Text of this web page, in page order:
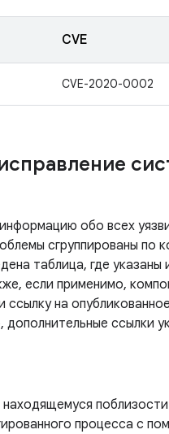
CVE
CVE-2020-0002
обо всех
сгруппированы по
таблица, где
если применимо,
на
дополнительные ссылки
процесса с